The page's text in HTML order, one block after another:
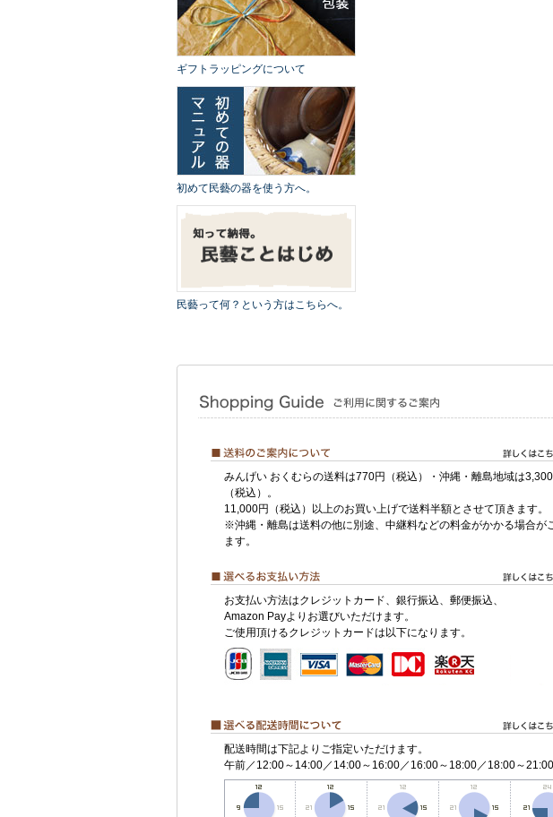
ギフトラッピングについて
初めて民藝の器を使う方へ。
民藝って何？という方はこちらへ。
みんげい おくむらの送料は770円（税込）・沖縄・離島地域は
（税込）。
11,000円（税込）以上のお買い上げで送料半額とさせて頂きます。
※沖縄・離島は送料の他に別途、中継料などの料金がかかる場合が
ます。
お支払い方法はクレジットカード、銀行振込、郵便振込、
Amazon Payよりお選びいただけます。
ご使用頂けるクレジットカードは以下になります。
配送時間は下記よりご指定いただけます。
午前／12:00～14:00／14:00～16:00／16:00～18:00／18:00～21:00